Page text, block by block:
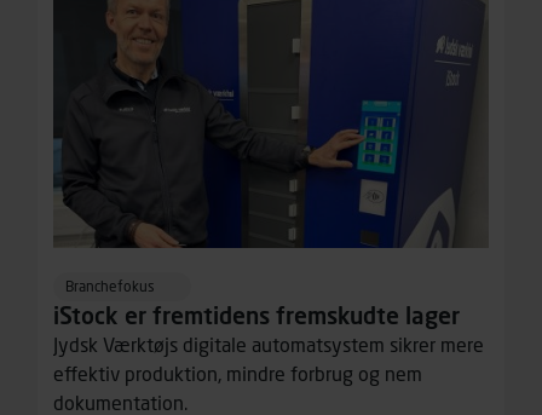
Branchefokus
iStock er fremtidens fremskudte lager
Jydsk Værktøjs digitale automatsystem sikrer mere
effektiv produktion, mindre forbrug og nem
dokumentation.